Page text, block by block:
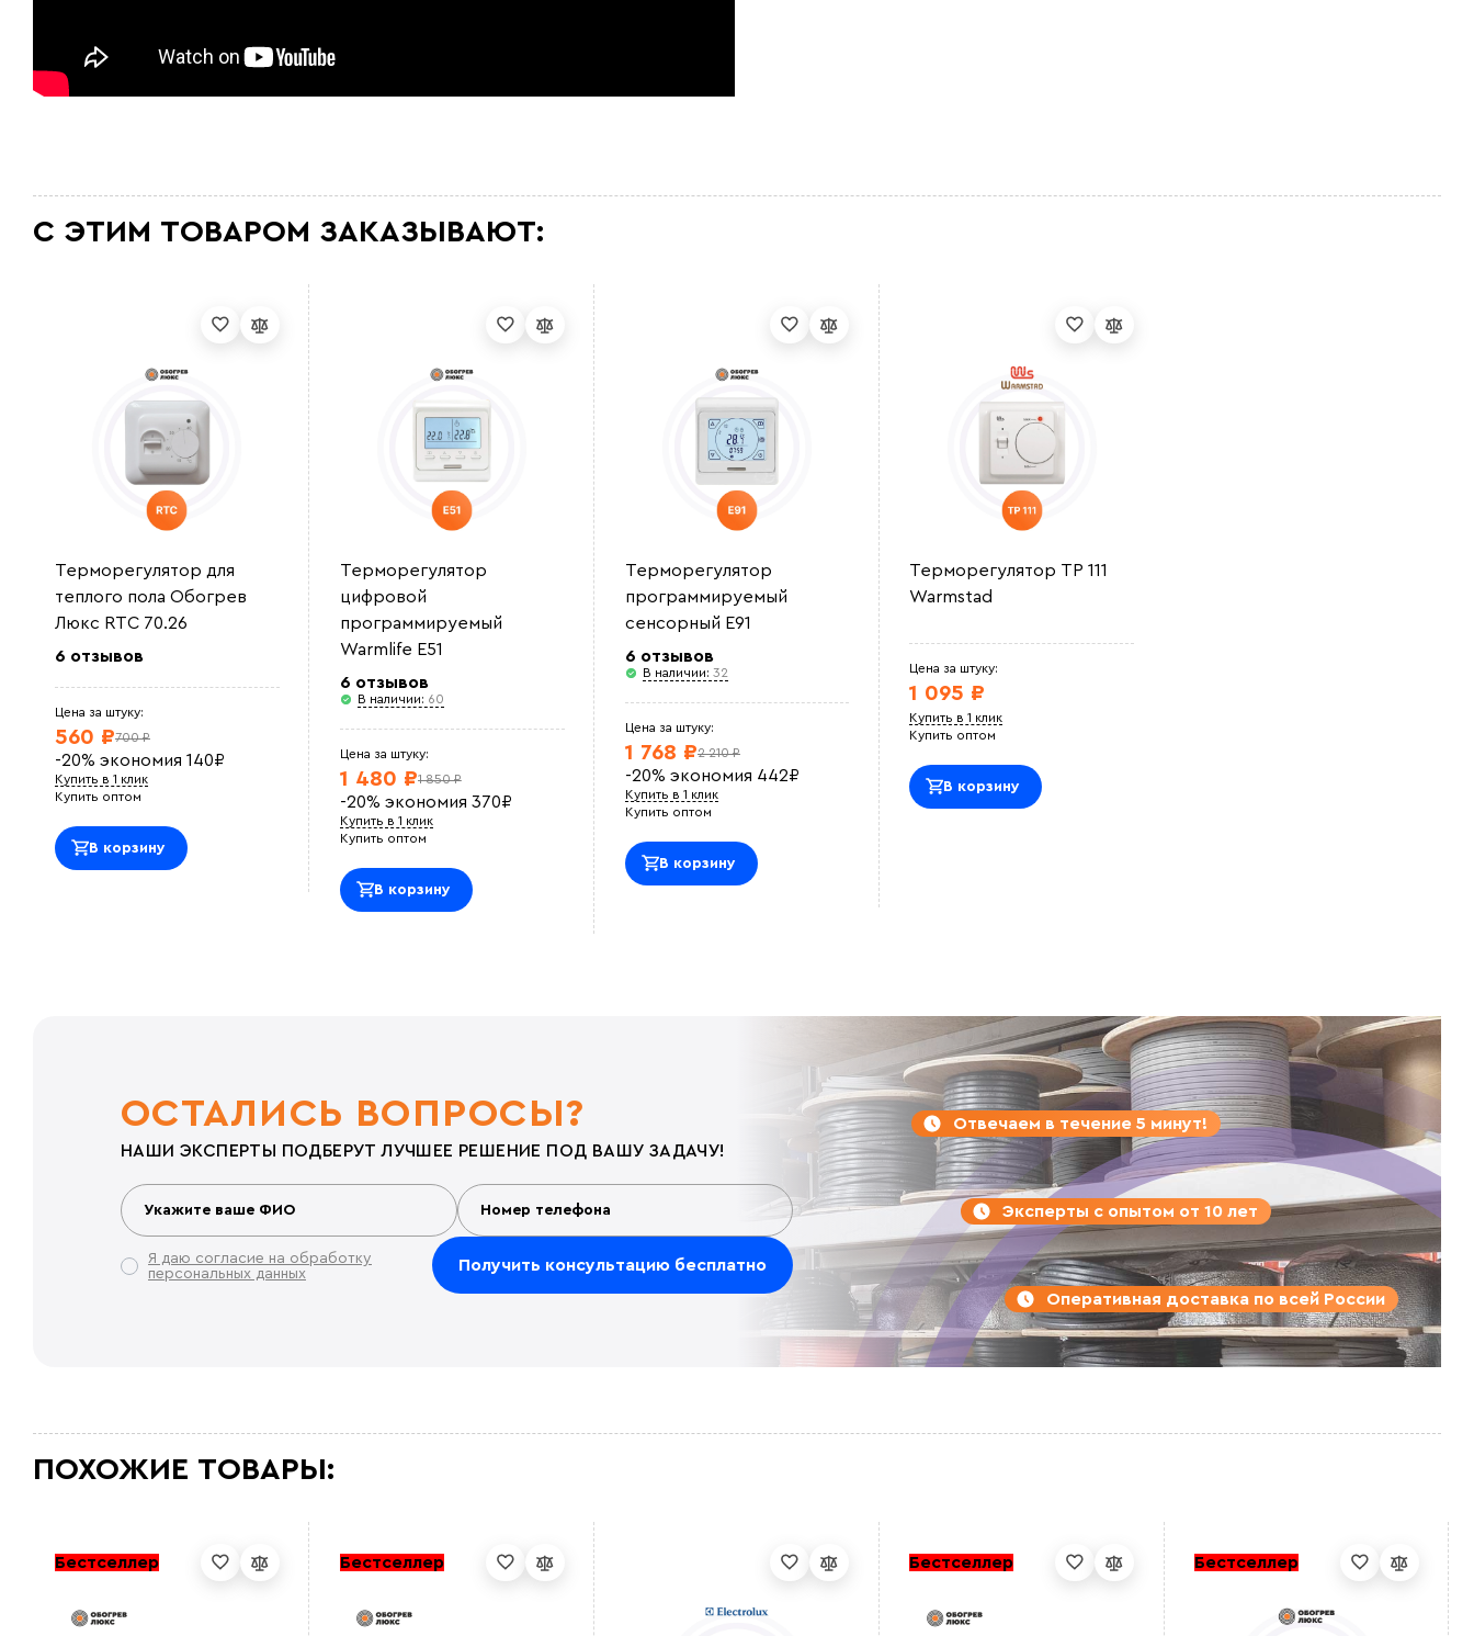
С ЭТИМ ТОВАРОМ ЗАКАЗЫВАЮТ:
Терморегулятор для
теплого пола Обогрев
Люкс RTC 70.26
6 отзывов
Цена за штуку:
700 ₽
560 ₽
-20% экономия 140₽
Купить в 1 клик
Купить оптом
В корзину
Терморегулятор
цифровой
программируемый
Warmlife E51
6 отзывов
В наличии: 60
Цена за штуку:
1 850 ₽
1 480 ₽
-20% экономия 370₽
Купить в 1 клик
Купить оптом
В корзину
Терморегулятор
программируемый
сенсорный E91
6 отзывов
В наличии: 32
Цена за штуку:
2 210 ₽
1 768 ₽
-20% экономия 442₽
Купить в 1 клик
Купить оптом
В корзину
Терморегулятор ТР 111
Warmstad
Цена за штуку:
1 095 ₽
Купить в 1 клик
Купить оптом
В корзину
ОСТАЛИСЬ ВОПРОСЫ?
НАШИ ЭКСПЕРТЫ ПОДБЕРУТ ЛУЧШЕЕ РЕШЕНИЕ ПОД ВАШУ ЗАДАЧУ!
Я даю согласие на обработку
персональных данных
Отвечаем в течение 5 минут!
Эксперты с опытом от 10 лет
Оперативная доставка по всей России
ПОХОЖИЕ ТОВАРЫ:
Бестселлер Бестселлер Бестселлер Бестселлер